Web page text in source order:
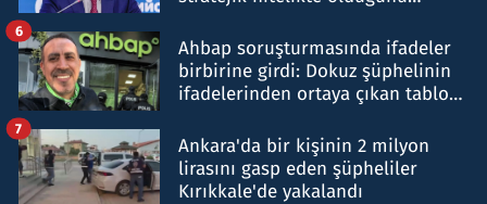
Ahbap soruşturmasında ifadeler
birbirine girdi: Dokuz şüphelinin
ifadelerinden ortaya çıkan tablo
6
Ankara'da bir kişinin 2 milyon
lirasını gasp eden şüpheliler
Kırıkkale'de yakalandı
7